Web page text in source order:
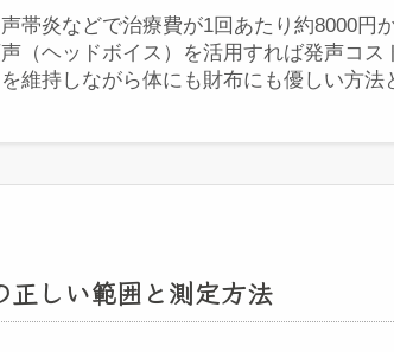
帯炎などで治療費が1回あたり約8000円
（ヘッドボイス）を活用すれば発声コス
維持しながら体にも財布にも優しい方法
正しい範囲と測定方法